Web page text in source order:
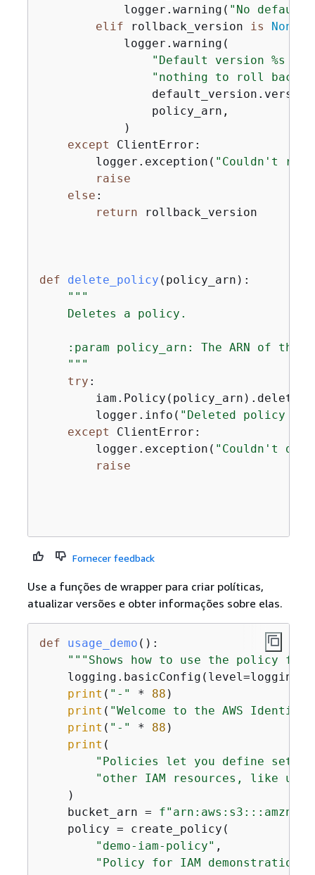
            logger.warning(
"No default
elif rollback_version is None
            logger.warning(
"Default version %s
"nothing to roll back
                policy_arn,
            )
except ClientError:
        logger.exception(
"Couldn't roll
raise
else :
return rollback_version
def delete_policy ( policy_arn ):
"""
    Deletes a policy.
:param policy_arn: The ARN of the
    """
try :
        iam.Policy(policy_arn).delete()
        logger.info(
"Deleted policy
except ClientError:
        logger.exception(
"Couldn't
raise
Fornecer feedback
Use a funções de wrapper para criar políticas,
atualizar versões e obter informações sobre elas.
def usage_demo ():
"""Shows how to use the policy
print ( "-" * 88 )
print ( "Welcome to the AWS Identity
print ( "-" * 88 )
print (
"Policies let you define sets
"other IAM resources, like
    )
    bucket_arn =
f"arn:aws:s3:::amzn-
    policy = create_policy(
"demo-iam-policy" ,
"Policy for IAM demonstration."